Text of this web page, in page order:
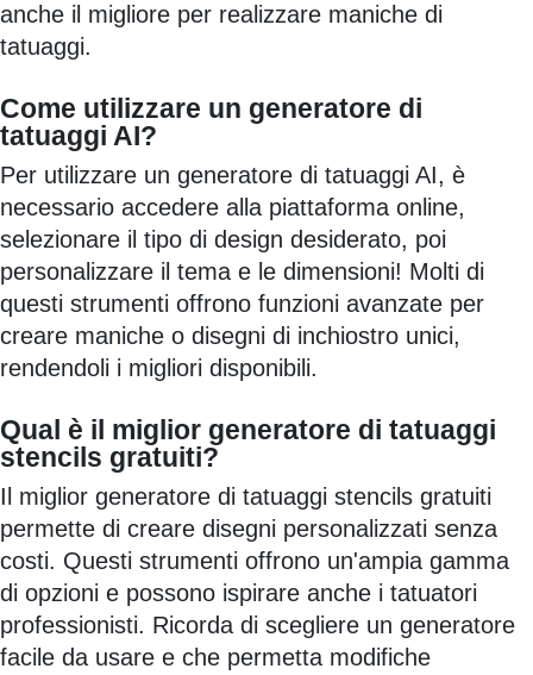
anche il migliore per realizzare maniche di
tatuaggi.
Come utilizzare un generatore di
tatuaggi AI?
Per utilizzare un generatore di tatuaggi AI, è
necessario accedere alla piattaforma online,
selezionare il tipo di design desiderato, poi
personalizzare il tema e le dimensioni! Molti di
questi strumenti offrono funzioni avanzate per
creare maniche o disegni di inchiostro unici,
rendendoli i migliori disponibili.
Qual è il miglior generatore di tatuaggi
stencils gratuiti?
Il miglior generatore di tatuaggi stencils gratuiti
permette di creare disegni personalizzati senza
costi. Questi strumenti offrono un'ampia gamma
di opzioni e possono ispirare anche i tatuatori
professionisti. Ricorda di scegliere un generatore
facile da usare e che permetta modifiche